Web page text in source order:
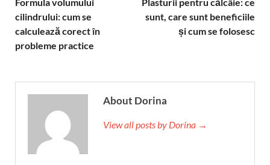
cilindrului: cum se
calculează corect în
probleme practice
sunt, care sunt beneficiile
și cum se folosesc
About Dorina
View all posts by Dorina →